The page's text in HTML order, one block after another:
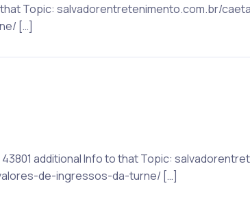
that Topic: salvadorentretenimento.com.br/
[…]
43801 additional Info to that Topic:
de-ingressos-da-turne/ […]